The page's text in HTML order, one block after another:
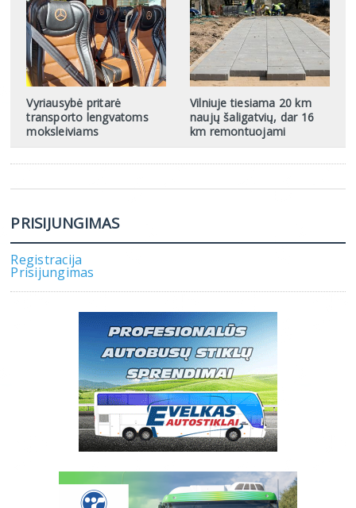
Vyriausybė pritarė
transporto lengvatoms
moksleiviams
Vilniuje tiesiama 20 km
naujų šaligatvių, dar 16
km remontuojami
PRISIJUNGIMAS
Registracija
Prisijungimas